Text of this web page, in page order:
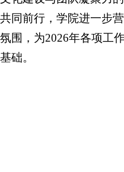
共同前行，学院进一步
氛围，为2026年各项工
基础。